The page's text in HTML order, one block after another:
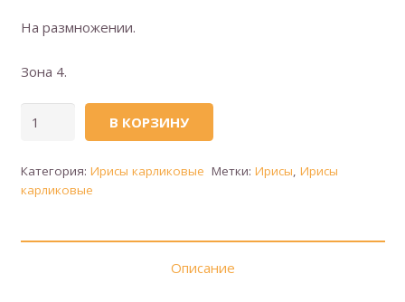
На размножении.
Зона 4.
Количество
PARK
В КОРЗИНУ
Категория: Ирисы карликовые Метки: Ирисы, Ирисы
карликовые
Описание